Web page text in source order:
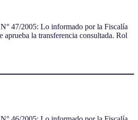
47/2005: Lo informado por la Fiscalía
aprueba la transferencia consultada. Rol